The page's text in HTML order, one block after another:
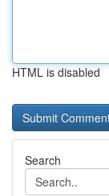
HTML is disabled
Search